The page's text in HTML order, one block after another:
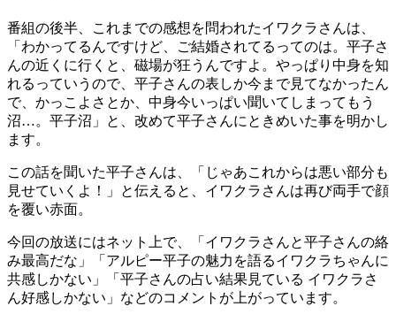
番組の後半、これまでの感想を問われたイワクラさんは、
「わかってるんですけど、ご結婚されてるってのは。平子さ
んの近くに行くと、磁場が狂うんですよ。やっぱり中身を知
れるっていうので、平子さんの表しか今まで見てなかったん
で、かっこよさとか、中身今いっぱい聞いてしまってもう
沼…。平子沼」と、改めて平子さんにときめいた事を明かし
ます。
この話を聞いた平子さんは、「じゃあこれからは悪い部分も
見せていくよ！」と伝えると、イワクラさんは再び両手で顔
を覆い赤面。
今回の放送にはネット上で、「イワクラさんと平子さんの絡
み最高だな」「アルピー平子の魅力を語るイワクラちゃんに
共感しかない」「平子さんの占い結果見ている イワクラさ
ん好感しかない」などのコメントが上がっています。